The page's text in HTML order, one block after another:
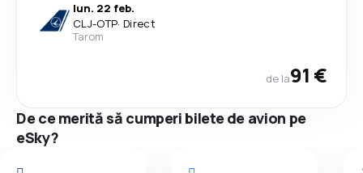
lun. 22 feb.
CLJ-OTP· Direct
Tarom
de la91 €
De ce merită să cumperi bilete de avion pe
eSky?